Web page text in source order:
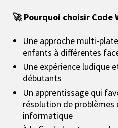
🚀 Pourquoi choisir Code
Une approche multi-
enfants à différentes
Une expérience ludique
débutants
Un apprentissage qui
résolution de problèmes
informatique